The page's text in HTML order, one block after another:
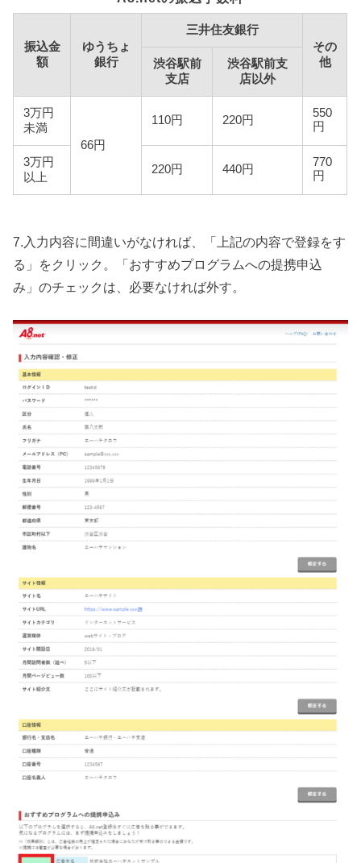
振込金
額
ゆうちょ
銀行
三井住友銀行
その
他
渋谷駅前
支店
渋谷駅前支
店以外
3万円
未満
66円
110円 220円
550
円
3万円
以上
220円 440円
770
円
7.入力内容に間違いがなければ、「上記の内容で登録をす
る」をクリック。「おすすめプログラムへの提携申込
み」のチェックは、必要なければ外す。